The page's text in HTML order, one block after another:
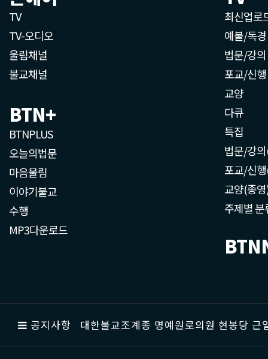
TV
TV-오디오
울림채널
불교채널
BTN+
BTNPLUS
오늘의법문
마음울림
이야기불교
수행
MP3다운로드
최신업로
예불/독경
법문/강의
포교/신행
교양
다큐
특집
법문/강
포교/신
교양(종
주제별 분
공지사항 대한불교조계종 명예원로의원 현봉당